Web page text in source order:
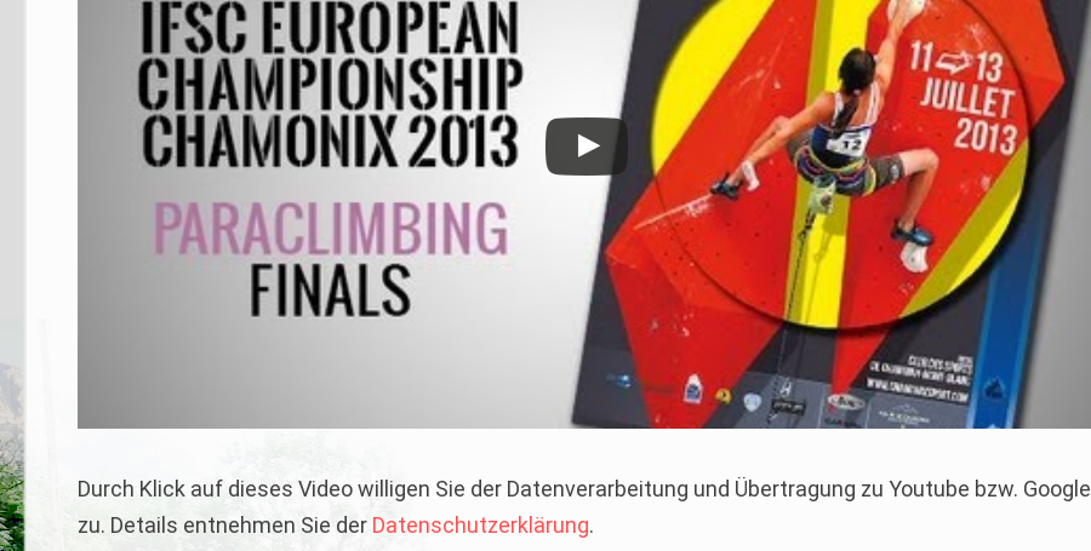
Durch Klick auf dieses Video willigen Sie der Datenverarbeitung und Übertragung zu Youtube bzw. Google
zu. Details entnehmen Sie der Datenschutzerklärung.